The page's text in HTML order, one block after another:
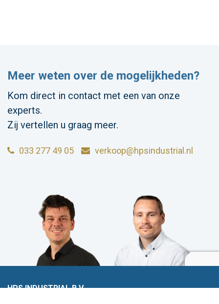
Meer weten over de mogelijkheden?
Kom direct in contact met een van onze
experts.
Zij vertellen u graag meer.
033 277 49 05 verkoop@hpsindustrial.nl
HPS INDUSTRIAL B.V.